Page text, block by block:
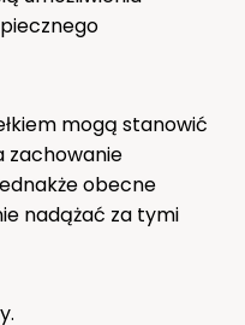
mogą stanowić
zachowanie
obecne
nadążać za tymi